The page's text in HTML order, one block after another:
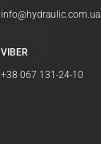
info@hydraulic.com.ua
VIBER
+38 067 131-24-10